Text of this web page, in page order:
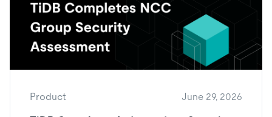
Product June 29, 2026